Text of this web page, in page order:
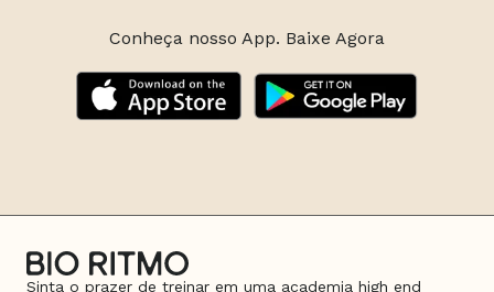
Conheça nosso App. Baixe Agora
Sinta o prazer de treinar em uma academia high end